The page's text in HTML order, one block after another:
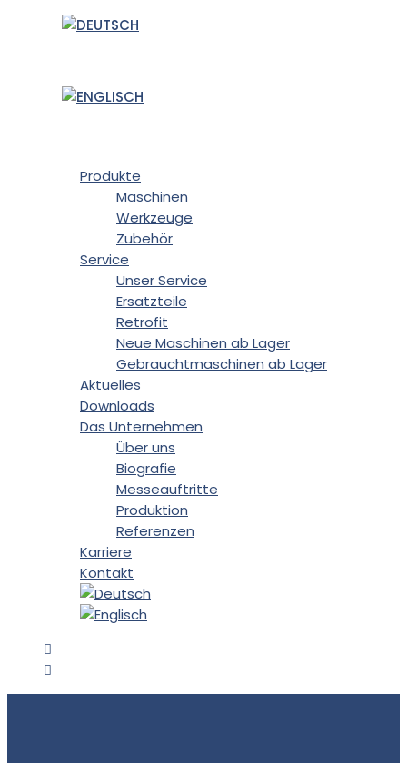
Produkte
Maschinen
Werkzeuge
Zubehör
Service
Unser Service
Ersatzteile
Retrofit
Neue Maschinen ab Lager
Gebrauchtmaschinen ab Lager
Aktuelles
Downloads
Das Unternehmen
Über uns
Biografie
Messeauftritte
Produktion
Referenzen
Karriere
Kontakt